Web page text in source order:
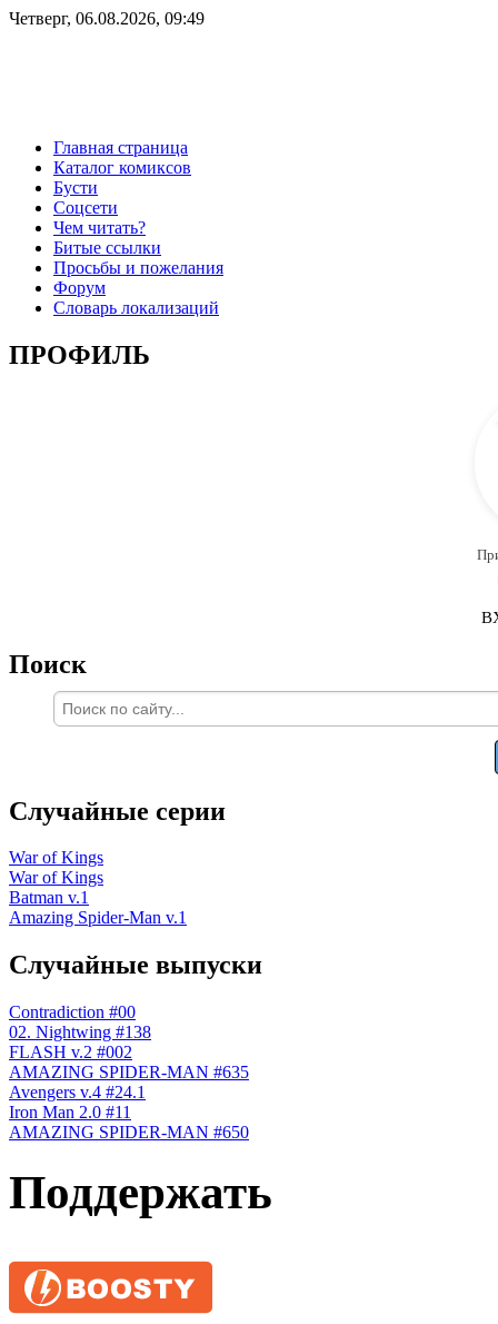
Четверг, 06.08.2026, 09:49
Главная страница
Каталог комиксов
Бусти
Соцсети
Чем читать?
Битые ссылки
Просьбы и пожелания
Форум
Словарь локализаций
ПРОФИЛЬ
Поиск
Случайные серии
War of Kings
War of Kings
Batman v.1
Amazing Spider-Man v.1
Случайные выпуски
Contradiction #00
02. Nightwing #138
FLASH v.2 #002
AMAZING SPIDER-MAN #635
Avengers v.4 #24.1
Iron Man 2.0 #11
AMAZING SPIDER-MAN #650
Поддержать